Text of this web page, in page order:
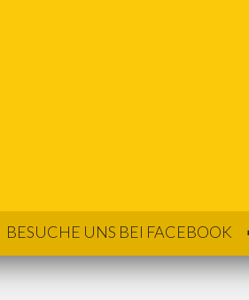
BESUCHE UNS BEI FACEBOOK